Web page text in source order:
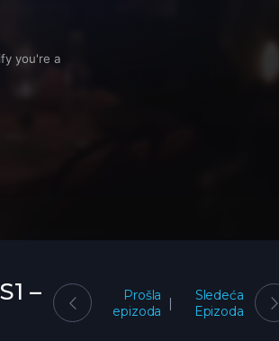
–
Prošla
epizoda
Sledeća
Epizoda